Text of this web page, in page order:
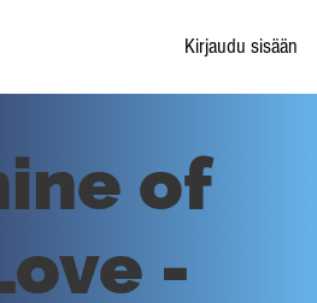
Kirjaudu sisään
of
-